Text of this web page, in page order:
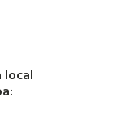
local